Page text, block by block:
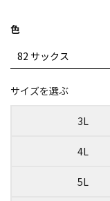
色
サイズを選ぶ
3L
4L
5L